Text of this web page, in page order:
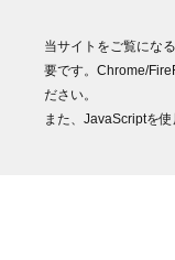
当サイトをご覧にな
要です。Chrome/
ださい。
また、JavaScriptを